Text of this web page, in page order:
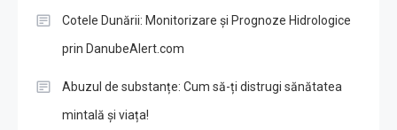
Cotele Dunării: Monitorizare și Prognoze Hidrologice
prin DanubeAlert.com
Abuzul de substanțe: Cum să-ți distrugi sănătatea
mintală și viața!